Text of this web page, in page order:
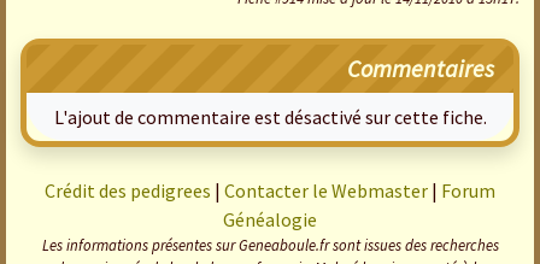
Commentaires
L'ajout de commentaire est désactivé sur cette fiche.
Crédit des pedigrees | Contacter le Webmaster | Forum
Généalogie
Les informations présentes sur Geneaboule.fr sont issues des recherches